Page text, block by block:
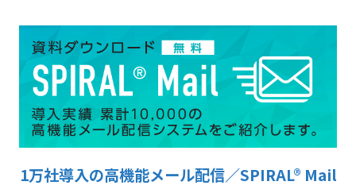
1万社導入の高機能メール配信／SPIRAL® Mail